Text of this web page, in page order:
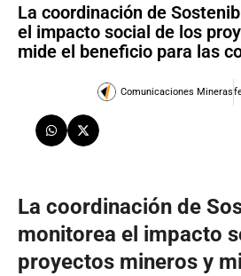
La coordinación de
el impacto social de los
mide el beneficio para las
Comunicaciones Mineras
La coordinación de
monitorea el impacto
proyectos mineros y